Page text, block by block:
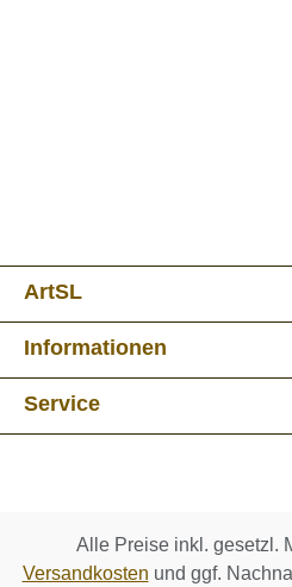
ArtSL
Informationen
Service
Alle Preise inkl. gesetzl.
Versandkosten und ggf.